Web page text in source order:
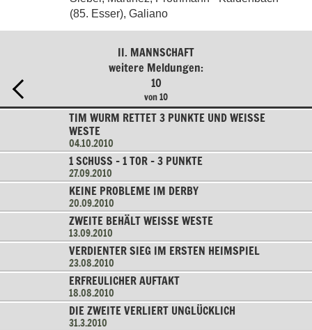
(85. Esser), Galiano
II. MANNSCHAFT
weitere Meldungen:
10
von 10
TIM WURM RETTET 3 PUNKTE UND WEISSE W
ESTE
04.10.2010
1 SCHUSS - 1 TOR - 3 PUNKTE
27.09.2010
KEINE PROBLEME IM DERBY
20.09.2010
ZWEITE BEHÄLT WEISSE WESTE
13.09.2010
VERDIENTER SIEG IM ERSTEN HEIMSPIEL
23.08.2010
ERFREULICHER AUFTAKT
18.08.2010
DIE ZWEITE VERLIERT UNGLÜCKLICH
31.3.2010